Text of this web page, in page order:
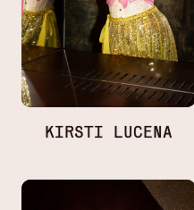
KIRSTI LUCENA